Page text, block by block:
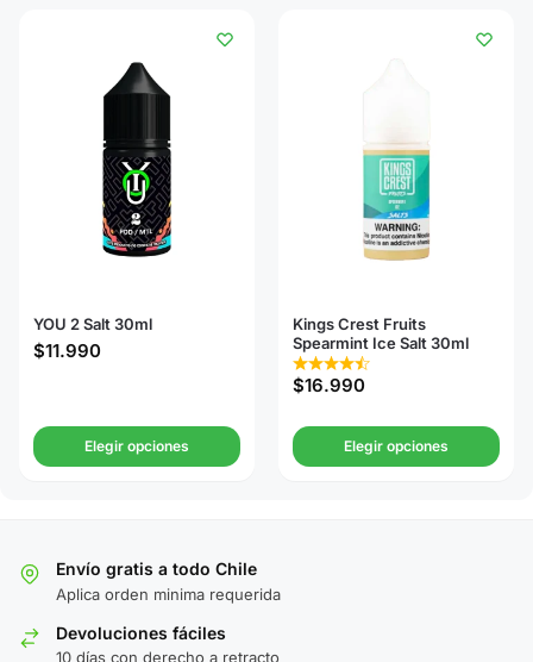
YOU 2 Salt 30ml
$11.990
Elegir opciones
Kings Crest Fruits
Spearmint Ice Salt 30ml
$16.990
Elegir opciones
Envío gratis a todo Chile
Aplica orden minima requerida
Devoluciones fáciles
10 días con derecho a retracto